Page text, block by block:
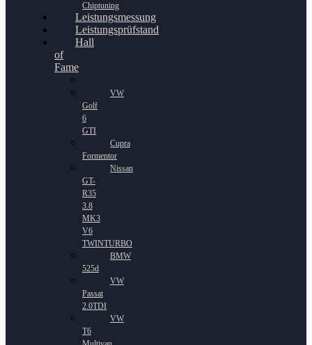
Chiptuning
Leistungsmessung
Leistungsprüfstand
Hall
of
Fame
VW
Golf
6
GTI
Cupra
Formentor
Nissan
GT-
R35
3.8
MK3
V6
TWINTURBO
BMW
525d
VW
Passat
2.0TDI
VW
T6